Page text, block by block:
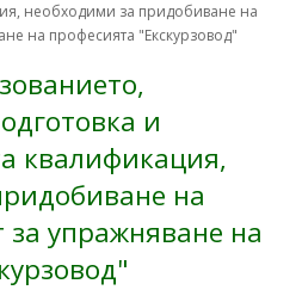
необходими за придобиване на
на професията "Екскурзовод"
и
квалификация,
на
за упражняване на